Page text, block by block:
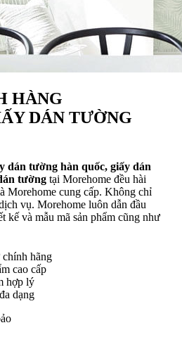
HÀNG
DÁN TƯỜNG
dán tường hàn quốc, giấy dán
tường tại Morehome đều hài
Morehome cung cấp. Không chỉ
vụ. Morehome luôn dẫn đầu
kế và mẫu mã sản phẩm cũng như
hãng
cao cấp
hợp lý
dạng